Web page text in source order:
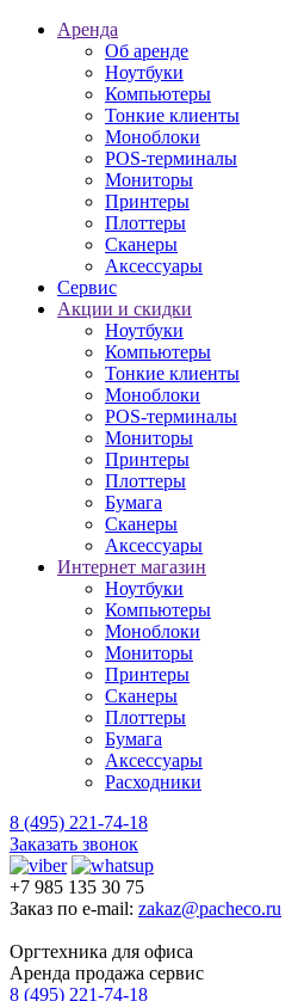
Аренда
Об аренде
Ноутбуки
Компьютеры
Тонкие клиенты
Моноблоки
POS-терминалы
Мониторы
Принтеры
Плоттеры
Сканеры
Аксессуары
Сервис
Акции и скидки
Ноутбуки
Компьютеры
Тонкие клиенты
Моноблоки
POS-терминалы
Мониторы
Принтеры
Плоттеры
Бумага
Сканеры
Аксессуары
Интернет магазин
Ноутбуки
Компьютеры
Моноблоки
Мониторы
Принтеры
Сканеры
Плоттеры
Бумага
Аксессуары
Расходники
8 (495) 221-74-18
Заказать звонок
+7 985 135 30 75
Заказ по e-mail: zakaz@pacheco.ru
Оргтехника для офиса
Аренда продажа сервис
8 (495) 221-74-18